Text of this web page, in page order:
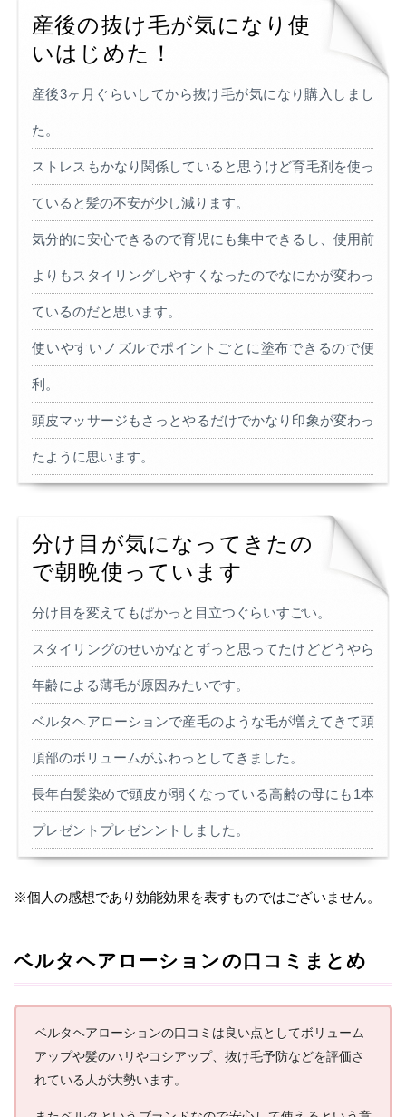
産後の抜け毛が気になり使
いはじめた！
産後3ヶ月ぐらいしてから抜け毛が気になり購入しまし
た。
ストレスもかなり関係していると思うけど育毛剤を使っ
ていると髪の不安が少し減ります。
気分的に安心できるので育児にも集中できるし、使用前
よりもスタイリングしやすくなったのでなにかが変わっ
ているのだと思います。
使いやすいノズルでポイントごとに塗布できるので便
利。
頭皮マッサージもさっとやるだけでかなり印象が変わっ
たように思います。
分け目が気になってきたの
で朝晩使っています
分け目を変えてもぱかっと目立つぐらいすごい。
スタイリングのせいかなとずっと思ってたけどどうやら
年齢による薄毛が原因みたいです。
ベルタヘアローションで産毛のような毛が増えてきて頭
頂部のボリュームがふわっとしてきました。
長年白髪染めで頭皮が弱くなっている高齢の母にも1本
プレゼントプレゼンントしました。
※個人の感想であり効能効果を表すものではございません。
ベルタヘアローションの口コミまとめ
ベルタヘアローションの口コミは良い点としてボリューム
アップや髪のハリやコシアップ、抜け毛予防などを評価さ
れている人が大勢います。